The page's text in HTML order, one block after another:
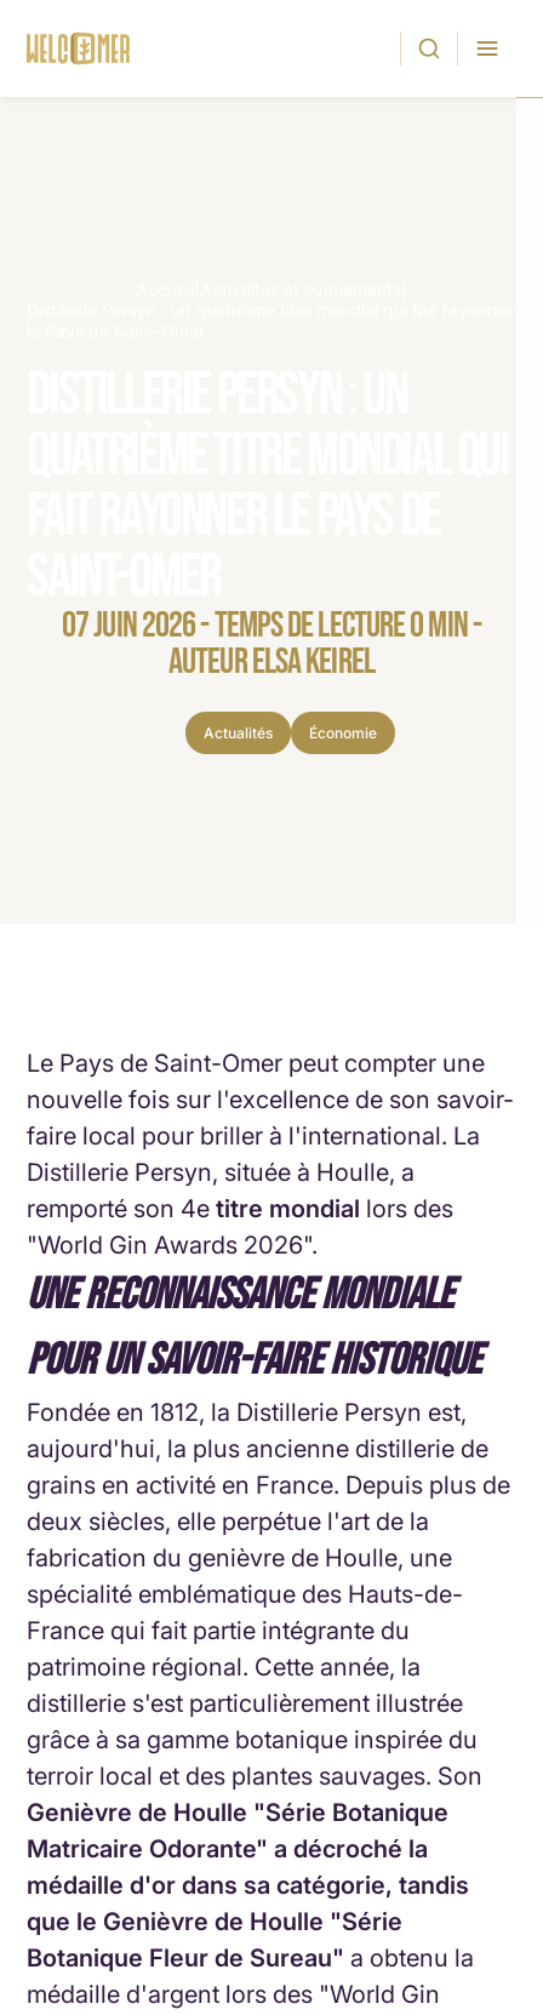
07 JUIN 2026 - TEMPS DE LECTURE 0 MIN -
AUTEUR ELSA KEIREL
Actualités Économie
Le Pays de Saint-Omer peut compter une
nouvelle fois sur l'excellence de son savoir-
faire local pour briller à l'international. La
Distillerie Persyn, située à Houlle, a
remporté son 4e titre mondial lors des
"World Gin Awards 2026".
UNE RECONNAISSANCE MONDIALE
POUR UN SAVOIR-FAIRE HISTORIQUE
Fondée en 1812, la Distillerie Persyn est,
aujourd'hui, la plus ancienne distillerie de
grains en activité en France. Depuis plus de
deux siècles, elle perpétue l'art de la
fabrication du genièvre de Houlle, une
spécialité emblématique des Hauts-de-
France qui fait partie intégrante du
patrimoine régional. Cette année, la
distillerie s'est particulièrement illustrée
grâce à sa gamme botanique inspirée du
terroir local et des plantes sauvages. Son
Genièvre de Houlle "Série Botanique
Matricaire Odorante" a décroché la
médaille d'or dans sa catégorie, tandis
que le Genièvre de Houlle "Série
Botanique Fleur de Sureau" a obtenu la
médaille d'argent lors des "World Gin